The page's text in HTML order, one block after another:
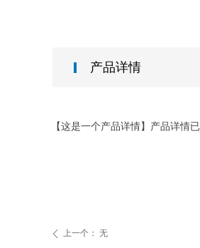
【这是一个产品详情】产品详情
ꄴ 上一个： 无
产品详情